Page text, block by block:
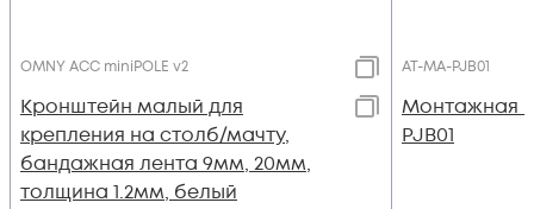
OMNY ACC miniPOLE v2
Кронштейн малый для
крепления на столб/мачту,
бандажная лента 9мм, 20мм,
толщина 1.2мм, белый
AT-MA-PJB01
Монтажная
PJB01